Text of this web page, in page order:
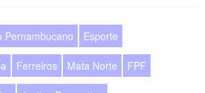
Pernambucano Esporte
Ferreiros Mata Norte FPF